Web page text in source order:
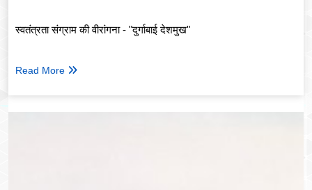
स्वतंत्रता संग्राम की वीरांगना - "दुर्गाबाई देशमुख"
Read More